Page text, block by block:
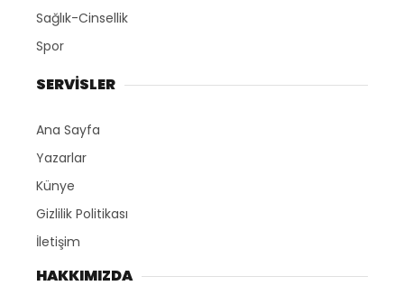
Sağlık-Cinsellik
Spor
SERVİSLER
Ana Sayfa
Yazarlar
Künye
Gizlilik Politikası
İletişim
HAKKIMIZDA